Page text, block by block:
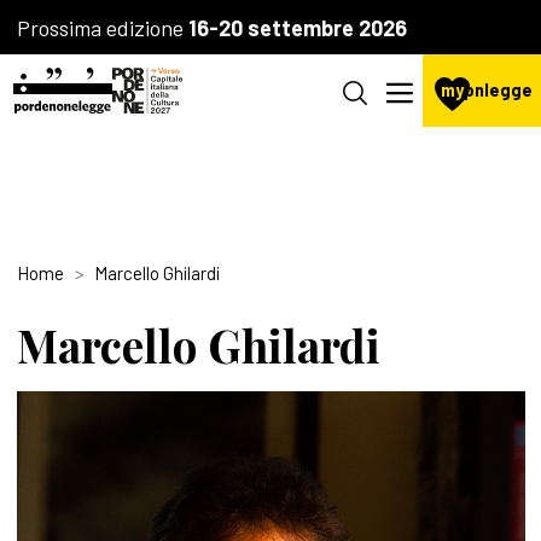
Prossima edizione 16-20 settembre 2026
mypnlegge
Home Marcello Ghilardi
Marcello Ghilardi